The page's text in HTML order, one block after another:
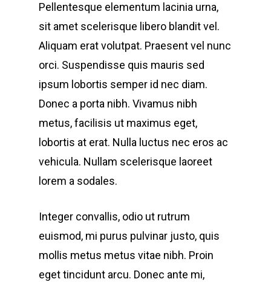
Pellentesque elementum lacinia urna,
sit amet scelerisque libero blandit vel.
Aliquam erat volutpat. Praesent vel nunc
orci. Suspendisse quis mauris sed
ipsum lobortis semper id nec diam.
Donec a porta nibh. Vivamus nibh
metus, facilisis ut maximus eget,
lobortis at erat. Nulla luctus nec eros ac
vehicula. Nullam scelerisque laoreet
lorem a sodales.
Integer convallis, odio ut rutrum
euismod, mi purus pulvinar justo, quis
mollis metus metus vitae nibh. Proin
eget tincidunt arcu. Donec ante mi,